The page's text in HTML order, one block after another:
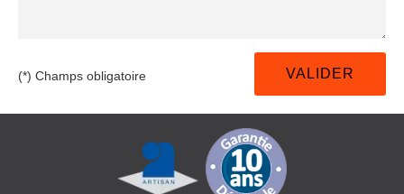
(*) Champs obligatoire